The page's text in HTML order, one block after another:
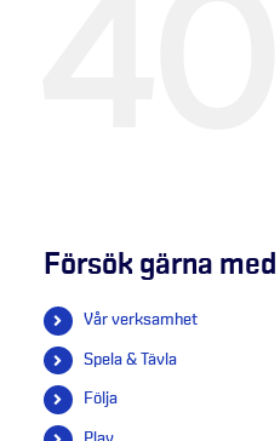
Försök gärna
Vår verksamhet
Spela & Tävla
Följa